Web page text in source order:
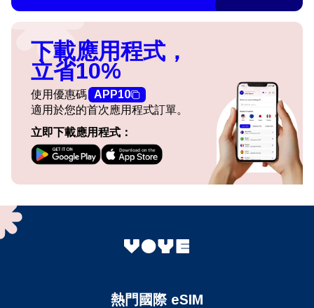
下載應用程式，
立省10%
使用優惠碼 APP10
適用於您的首次應用程式訂單。
立即下載應用程式：
熱門國際 eSIM